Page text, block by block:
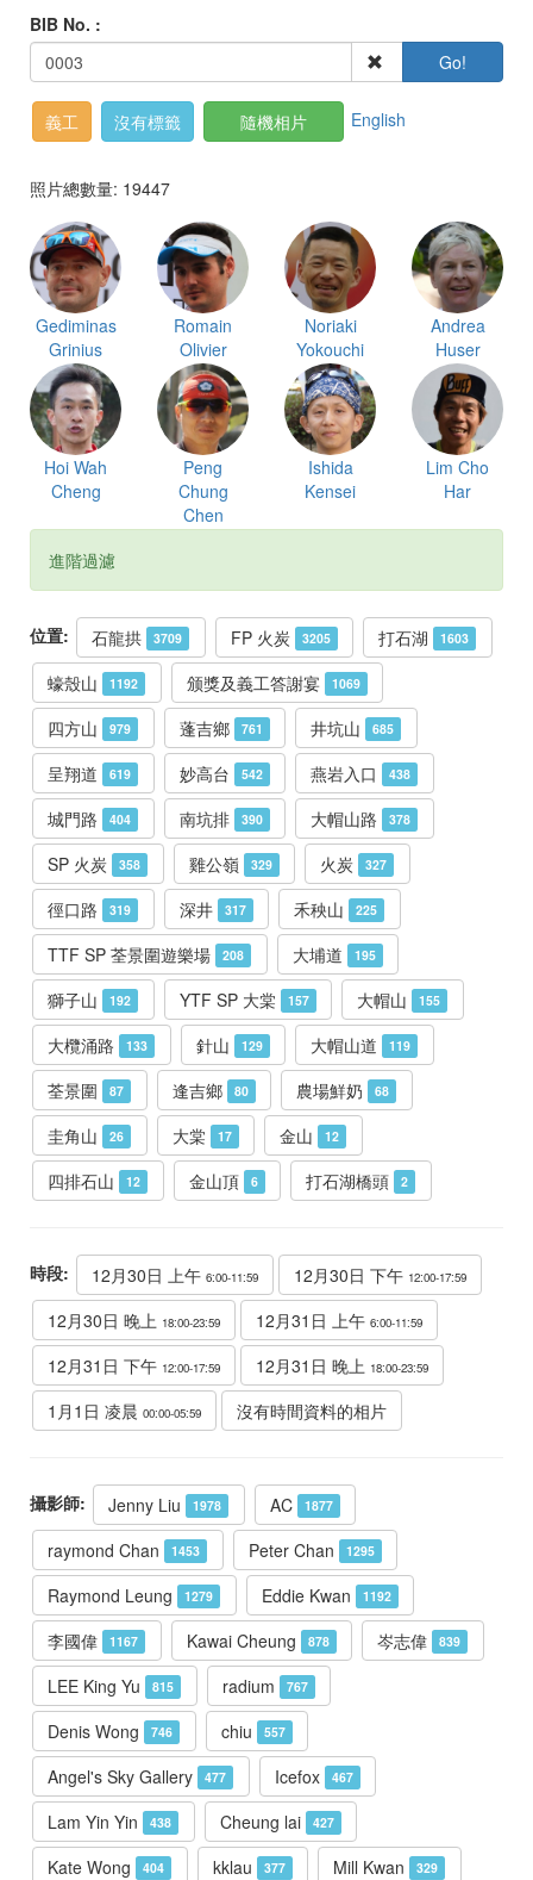
BIB No. :
Go!
義工 沒有標籤 隨機相片 English
照片總數量: 19447
Gediminas
Grinius
Romain
Olivier
Noriaki
Yokouchi
Andrea
Huser
Hoi Wah
Cheng
Peng
Chung
Chen
Ishida
Kensei
Lim Cho
Har
進階過濾
位置: 石龍拱 3709 FP 火炭 3205 打石湖 1603
蠔殼山 1192 颁獎及義工答謝宴 1069
四方山 979 蓬吉鄉 761 井坑山 685
呈翔道 619 妙高台 542 燕岩入口 438
城門路 404 南坑排 390 大帽山路 378
SP 火炭 358 雞公嶺 329 火炭 327
徑口路 319 深井 317 禾秧山 225
TTF SP 荃景圍遊樂場 208 大埔道 195
獅子山 192 YTF SP 大棠 157 大帽山 155
大欖涌路 133 針山 129 大帽山道 119
荃景圍 87 逢吉鄉 80 農場鮮奶 68
圭角山 26 大棠 17 金山 12
四排石山 12 金山頂 6 打石湖橋頭 2
時段: 12月30日 上午 6:00-11:59 12月30日 下午 12:00-17:59
12月30日 晚上 18:00-23:59 12月31日 上午 6:00-11:59
12月31日 下午 12:00-17:59 12月31日 晚上 18:00-23:59
1月1日 凌晨 00:00-05:59 沒有時間資料的相片
攝影師: Jenny Liu 1978 AC 1877
raymond Chan 1453 Peter Chan 1295
Raymond Leung 1279 Eddie Kwan 1192
李國偉 1167 Kawai Cheung 878 岑志偉 839
LEE King Yu 815 radium 767
Denis Wong 746 chiu 557
Angel's Sky Gallery 477 Icefox 467
Lam Yin Yin 438 Cheung lai 427
Kate Wong 404 kklau 377 Mill Kwan 329